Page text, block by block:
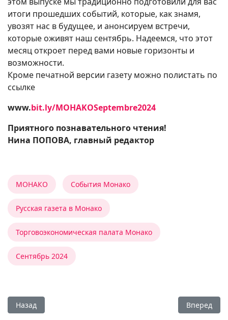
итоги прошедших событий, которые, как знамя,
увозят нас в будущее, и анонсируем встречи,
которые оживят наш сентябрь. Надеемся, что этот
месяц откроет перед вами новые горизонты и
возможности.
Кроме печатной версии газету можно полистать по
ссылке
www.bit.ly/MOHAKOSeptembre2024
Приятного познавательного чтения!
Нина ПОПОВА, главный редактор
МОНАКО События Монако
Русская газета в Монако
Торговоэкономическая палата Монако
Сентябрь 2024
Предыдущий: О культурном наследии
Назад Вперед